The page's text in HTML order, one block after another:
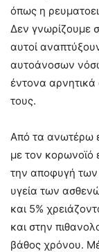
όπως η
Δεν γνωρίζουμε
αυτοί
αυτοάνοσων
έντονα
τους.
Από τα ανωτέρω
με τον κορωνοϊό
την αποφυγή των
υγεία των
και 5%
και στην
βάθος χρόνου.